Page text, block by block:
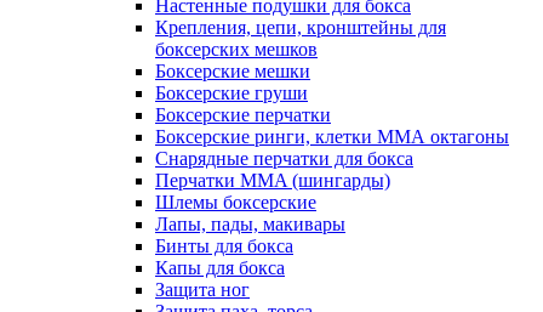
Настенные подушки для бокса
Крепления, цепи, кронштейны для
боксерских мешков
Боксерские мешки
Боксерские груши
Боксерские перчатки
Боксерские ринги, клетки ММА октагоны
Снарядные перчатки для бокса
Перчатки MMA (шингарды)
Шлемы боксерские
Лапы, пады, макивары
Бинты для бокса
Капы для бокса
Защита ног